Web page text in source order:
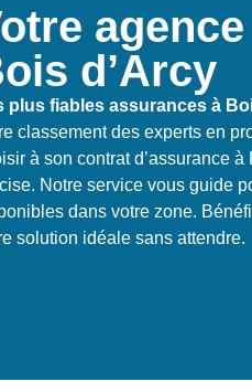
d’Arcy
plus fiables assurances à
classement des experts en
à son contrat d’assurance
Notre service vous guide
dans votre zone.
solution idéale sans attendre.